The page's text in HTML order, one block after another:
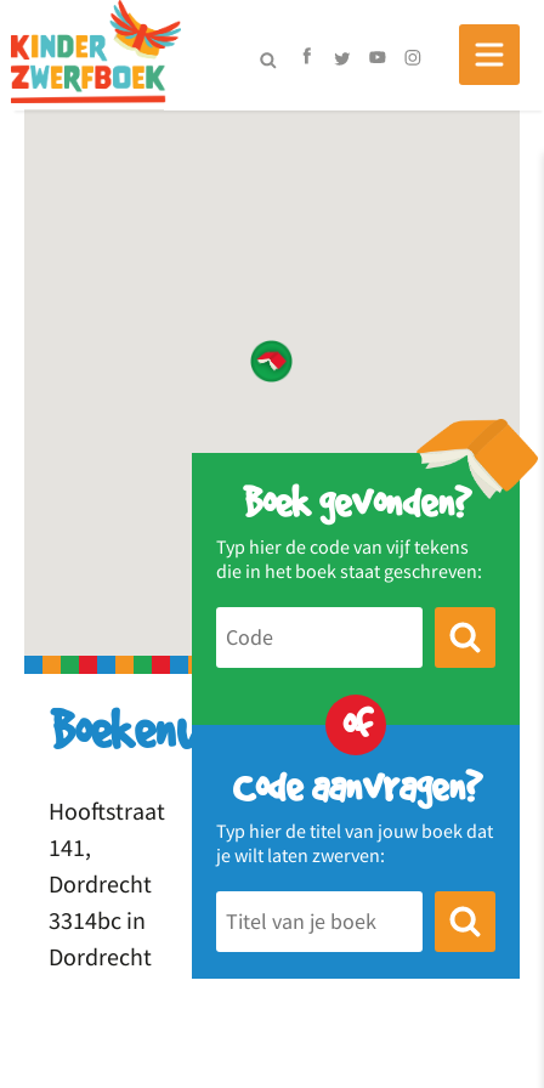
Boek gevonden?
Typ hier de code van vijf tekens
die in het boek staat geschreven:
of
Code aanvragen?
Typ hier de titel van jouw boek dat
je wilt laten zwerven:
Boekenwurm
Hooftstraat
141,
Dordrecht
3314bc in
Dordrecht